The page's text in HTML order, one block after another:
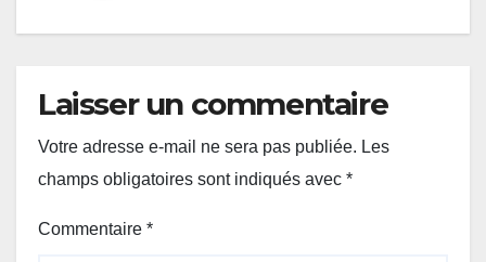
Laisser un commentaire
Votre adresse e-mail ne sera pas publiée. Les
champs obligatoires sont indiqués avec *
Commentaire *